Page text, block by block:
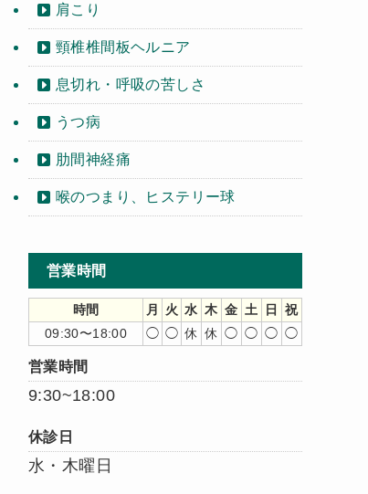
肩こり
頸椎椎間板ヘルニア
息切れ・呼吸の苦しさ
うつ病
肋間神経痛
喉のつまり、ヒステリー球
営業時間
時間 月 火 水 木 金 土 日
祝
09:30〜18:00
◯ ◯ 休 休 ◯ ◯ ◯ ◯
営業時間
9:30~18:00
休診日
水・木曜日